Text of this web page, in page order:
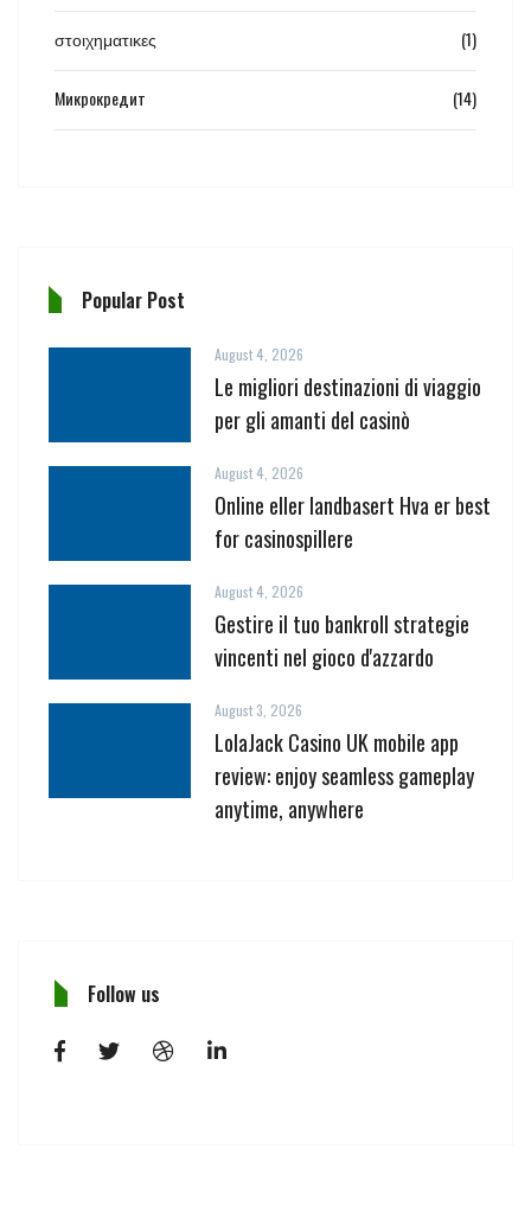
στοιχηματικες (1)
Микрокредит (14)
Popular Post
August 4, 2026
Le migliori destinazioni di viaggio
per gli amanti del casinò
August 4, 2026
Online eller landbasert Hva er best
for casinospillere
August 4, 2026
Gestire il tuo bankroll strategie
vincenti nel gioco d'azzardo
August 3, 2026
LolaJack Casino UK mobile app
review: enjoy seamless gameplay
anytime, anywhere
Follow us